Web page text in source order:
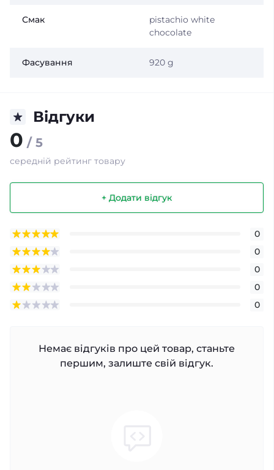
Смак
pistachio white
chocolate
Фасування 920 g
Відгуки
0 / 5
середній рейтинг товару
+ Додати відгук
0
0
0
0
0
Немає відгуків про цей товар, станьте
першим, залиште свій відгук.